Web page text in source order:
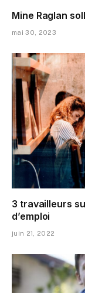
Mine Raglan
mai 30, 2023
3 travailleurs
d’emploi
juin 21, 2022